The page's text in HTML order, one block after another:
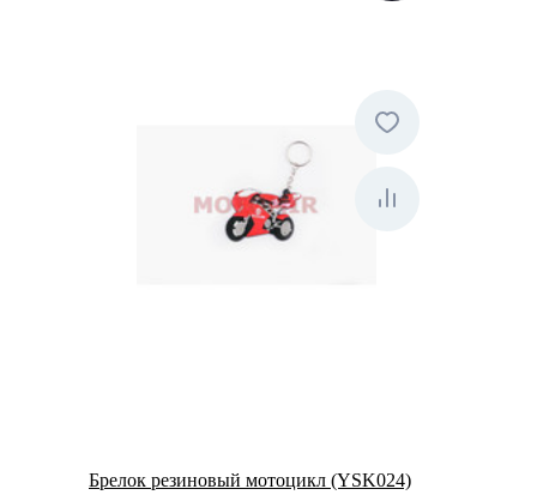
Брелок резиновый мотоцикл (YSK024)